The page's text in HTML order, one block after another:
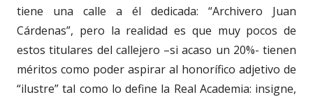
tiene una calle a él dedicada: “Archivero Juan
Cárdenas”, pero la realidad es que muy pocos de
estos titulares del callejero –si acaso un 20%- tienen
méritos como poder aspirar al honorífico adjetivo de
“ilustre” tal como lo define la Real Academia: insigne,